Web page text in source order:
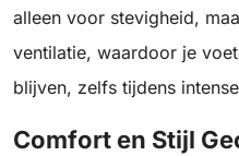
alleen voor stevigheid,
ventilatie, waardoor je
blijven, zelfs tijdens
Comfort en Stijl